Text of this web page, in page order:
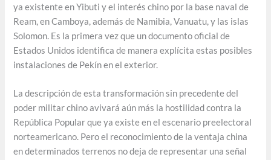
ya existente en Yibuti y el interés chino por la base naval de
Ream, en Camboya, además de Namibia, Vanuatu, y las islas
Solomon. Es la primera vez que un documento oficial de
Estados Unidos identifica de manera explícita estas posibles
instalaciones de Pekín en el exterior.
La descripción de esta transformación sin precedente del
poder militar chino avivará aún más la hostilidad contra la
República Popular que ya existe en el escenario preelectoral
norteamericano. Pero el reconocimiento de la ventaja china
en determinados terrenos no deja de representar una señal